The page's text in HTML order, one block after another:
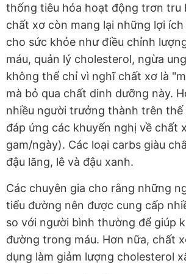
thống tiêu hóa hoạt động trơn tru
chất xơ còn mang lại những lợi
cho sức khỏe như điều chỉnh
máu, quản lý cholesterol, ngừa
không thể chỉ vì nghĩ chất xơ là
mà bỏ qua chất dinh dưỡng này.
nhiều người trưởng thành trên thế
đáp ứng các khuyến nghị về chất
gam/ngày). Các loại carbs giàu
đậu lăng, lê và đậu xanh.
Các chuyên gia cho rằng những
tiểu đường nên được cung cấp
so với người bình thường để giúp
đường trong máu. Hơn nữa, chất
dụng làm giảm lượng cholesterol